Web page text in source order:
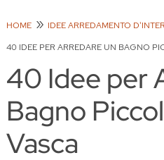
HOME
IDEE ARREDAMENTO
40 IDEE PER ARREDARE UN BAGNO
40 Idee per
Bagno
Vasca